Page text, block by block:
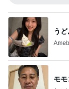
う
モ